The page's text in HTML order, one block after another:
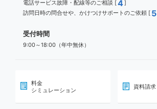
電話サービス故障・配線等のご相談 [4]
訪問日時の問合せや、かけつけサポートのご依頼 [ 5
受付時間
9:00～18:00（年中無休）
料金
シミュレーション
資料請求